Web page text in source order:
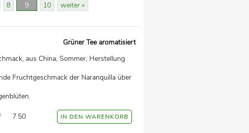
8 9 10 weiter »
Grüner Tee aromatisiert
aus China, Sommer, Herstellung
Fruchtgeschmack der Naranquilla über
7.50